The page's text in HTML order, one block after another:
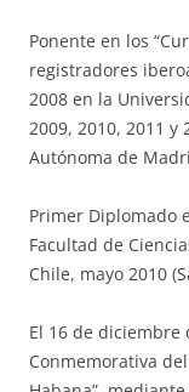
Ponente en los
registradores
2008 en la
2009, 2010, 2011
Autónoma de
Primer Diplomado
Facultad de
Chile, mayo 2010
El 16 de diciembre
Conmemorativa